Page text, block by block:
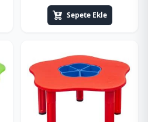
Sepete Ekle